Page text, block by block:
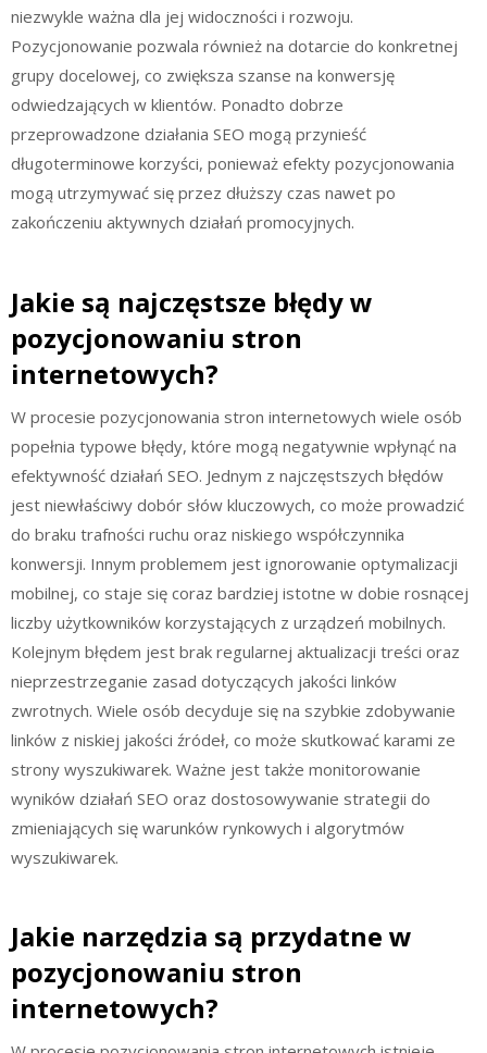
niezwykle ważna dla jej widoczności i rozwoju.
Pozycjonowanie pozwala również na dotarcie do konkretnej
grupy docelowej, co zwiększa szanse na konwersję
odwiedzających w klientów. Ponadto dobrze
przeprowadzone działania SEO mogą przynieść
długoterminowe korzyści, ponieważ efekty pozycjonowania
mogą utrzymywać się przez dłuższy czas nawet po
zakończeniu aktywnych działań promocyjnych.
Jakie są najczęstsze błędy w
pozycjonowaniu stron
internetowych?
W procesie pozycjonowania stron internetowych wiele osób
popełnia typowe błędy, które mogą negatywnie wpłynąć na
efektywność działań SEO. Jednym z najczęstszych błędów
jest niewłaściwy dobór słów kluczowych, co może prowadzić
do braku trafności ruchu oraz niskiego współczynnika
konwersji. Innym problemem jest ignorowanie optymalizacji
mobilnej, co staje się coraz bardziej istotne w dobie rosnącej
liczby użytkowników korzystających z urządzeń mobilnych.
Kolejnym błędem jest brak regularnej aktualizacji treści oraz
nieprzestrzeganie zasad dotyczących jakości linków
zwrotnych. Wiele osób decyduje się na szybkie zdobywanie
linków z niskiej jakości źródeł, co może skutkować karami ze
strony wyszukiwarek. Ważne jest także monitorowanie
wyników działań SEO oraz dostosowywanie strategii do
zmieniających się warunków rynkowych i algorytmów
wyszukiwarek.
Jakie narzędzia są przydatne w
pozycjonowaniu stron
internetowych?